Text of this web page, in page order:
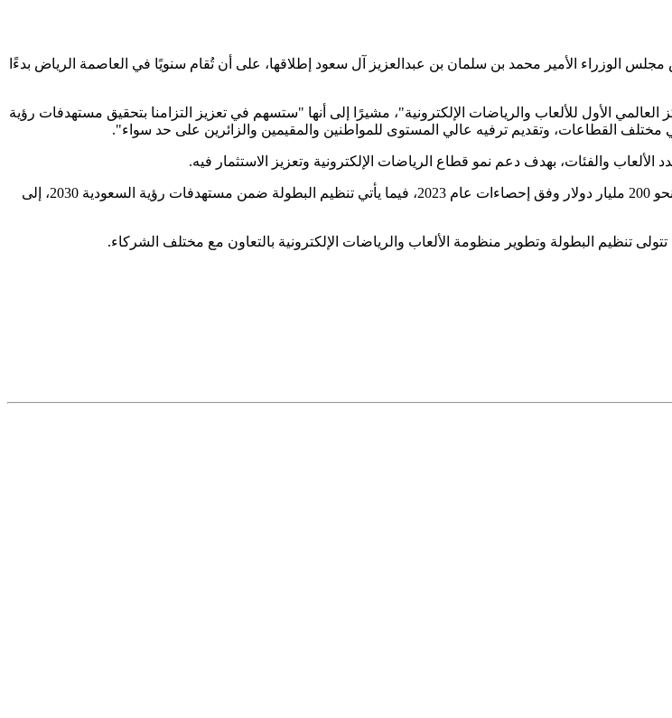
العهد رئيس مجلس الوزراء الأمير محمد بن سلمان بن عبدالعزيز آل سعود إطلاقها، على أن تُقام سنويًا في العاصمة الرياض بدءًا
الأول للألعاب والرياضات الإلكترونية"، مشيرًا إلى أنها "ستسهم في تعزيز التزامنا بتحقيق مستهدفات رؤية
والفئات، بهدف دعم نمو قطاع الرياضات الإلكترونية وتعزيز الاستثمار فيه.
ضمن أسرع القطاعات نموًا عالميًا، إذ بلغ حجمه نحو 200 مليار دولار وفق إحصاءات عام 2023، فيما يأتي تنظيم البطولة ضمن مستهدفات رؤية السعودية 2030، إلى
تنظيم البطولة وتطوير منظومة الألعاب والرياضات الإلكترونية بالتعاون مع مختلف الشركاء.